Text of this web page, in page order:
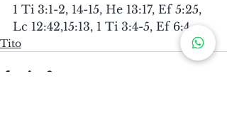
1 Ti 3:1-2, 14-15, He 13:17, Ef 5:25,
Lc 12:42,15:13, 1 Ti 3:4-5, Ef 6:4
Tito